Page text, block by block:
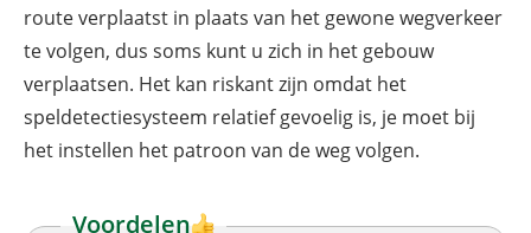
route verplaatst in plaats van het gewone wegverkeer
te volgen, dus soms kunt u zich in het gebouw
verplaatsen. Het kan riskant zijn omdat het
speldetectiesysteem relatief gevoelig is, je moet bij
het instellen het patroon van de weg volgen.
Voordelen